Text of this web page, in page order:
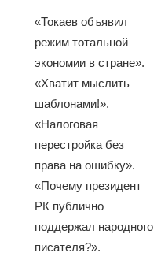
«Токаев объявил
режим тотальной
экономии в стране».
«Хватит мыслить
шаблонами!».
«Налоговая
перестройка без
права на ошибку».
«Почему президент
РК публично
поддержал народного
писателя?».